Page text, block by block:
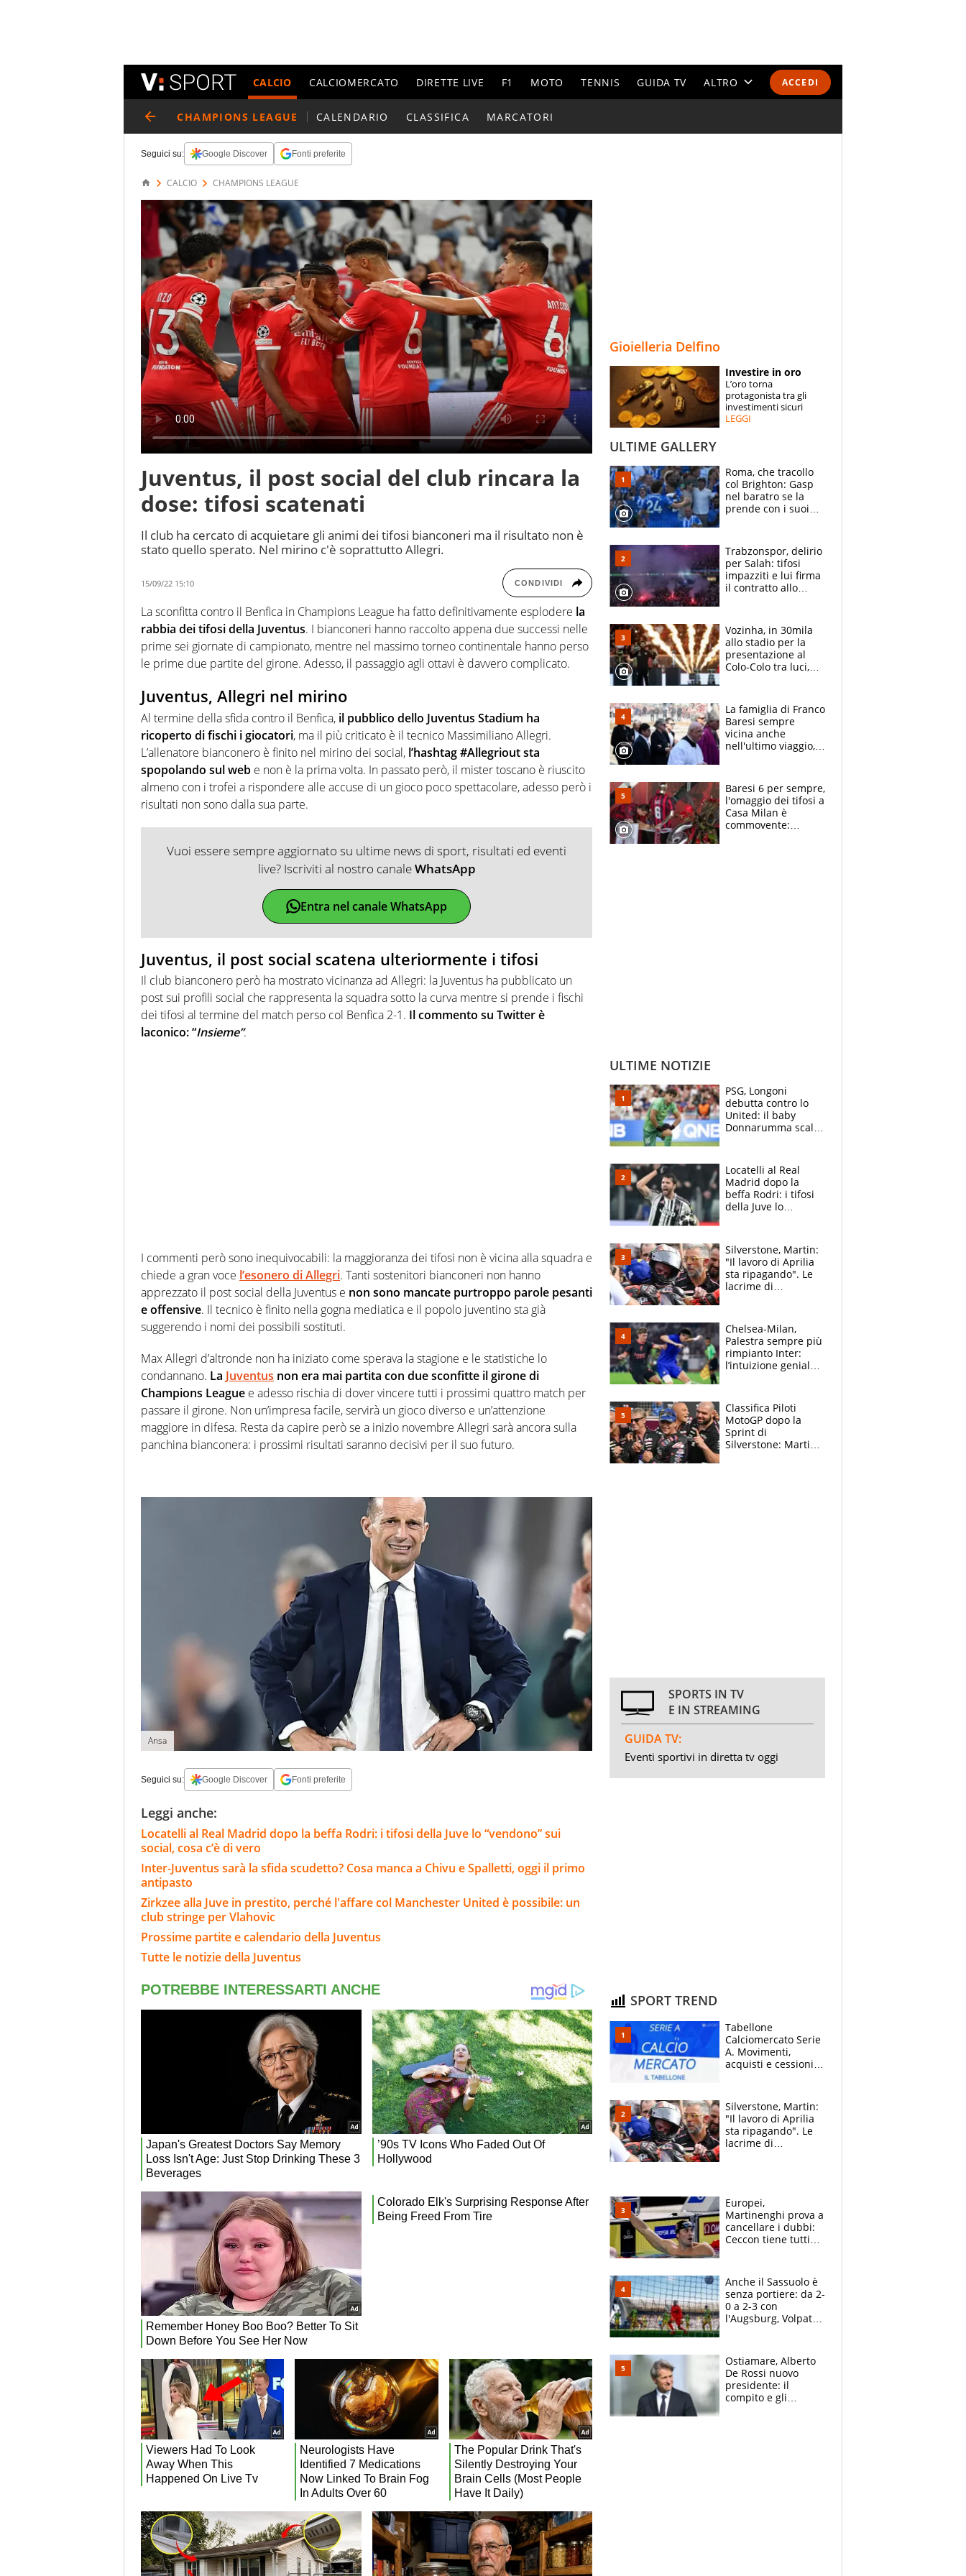
ACCEDI
CALCIO CALCIOMERCATO DIRETTE LIVE F1 MOTO TENNIS GUIDA TV ALTRO
ESPERTI
CONTATTI
CHAMPIONS LEAGUE CALENDARIO CLASSIFICA MARCATORI
Seguici su: Google Discover Fonti preferite
CALCIO CHAMPIONS LEAGUE
Juventus, il post social del club rincara la
dose: tifosi scatenati
Il club ha cercato di acquietare gli animi dei tifosi bianconeri ma il risultato non è
stato quello sperato. Nel mirino c'è soprattutto Allegri.
15/09/22 15:10 CONDIVIDI
La sconfitta contro il Benfica in Champions League ha fatto definitivamente esplodere la
rabbia dei tifosi della Juventus. I bianconeri hanno raccolto appena due successi nelle
prime sei giornate di campionato, mentre nel massimo torneo continentale hanno perso
le prime due partite del girone. Adesso, il passaggio agli ottavi è davvero complicato.
Juventus, Allegri nel mirino
Al termine della sfida contro il Benfica, il pubblico dello Juventus Stadium ha
ricoperto di fischi i giocatori, ma il più criticato è il tecnico Massimiliano Allegri.
L’allenatore bianconero è finito nel mirino dei social, l’hashtag #Allegriout sta
spopolando sul web e non è la prima volta. In passato però, il mister toscano è riuscito
almeno con i trofei a rispondere alle accuse di un gioco poco spettacolare, adesso però i
risultati non sono dalla sua parte.
Vuoi essere sempre aggiornato su ultime news di sport, risultati ed eventi
live? Iscriviti al nostro canaleWhatsApp
Entra nel canale WhatsApp
Juventus, il post social scatena ulteriormente i tifosi
Il club bianconero però ha mostrato vicinanza ad Allegri: la Juventus ha pubblicato un
post sui profili social che rappresenta la squadra sotto la curva mentre si prende i fischi
dei tifosi al termine del match perso col Benfica 2-1. Il commento su Twitter è
laconico: “Insieme”.
I commenti però sono inequivocabili: la maggioranza dei tifosi non è vicina alla squadra e
chiede a gran voce l’esonero di Allegri. Tanti sostenitori bianconeri non hanno
apprezzato il post social della Juventus e non sono mancate purtroppo parole pesanti
e offensive. Il tecnico è finito nella gogna mediatica e il popolo juventino sta già
suggerendo i nomi dei possibili sostituti.
Max Allegri d’altronde non ha iniziato come sperava la stagione e le statistiche lo
condannano. La Juventus non era mai partita con due sconfitte il girone di
Champions League e adesso rischia di dover vincere tutti i prossimi quattro match per
passare il girone. Non un’impresa facile, servirà un gioco diverso e un’attenzione
maggiore in difesa. Resta da capire però se a inizio novembre Allegri sarà ancora sulla
panchina bianconera: i prossimi risultati saranno decisivi per il suo futuro.
Ansa
Seguici su: Google Discover Fonti preferite
Leggi anche:
Locatelli al Real Madrid dopo la beffa Rodri: i tifosi della Juve lo “vendono” sui
social, cosa c’è di vero
Inter-Juventus sarà la sfida scudetto? Cosa manca a Chivu e Spalletti, oggi il primo
antipasto
Zirkzee alla Juve in prestito, perché l'affare col Manchester United è possibile: un
club stringe per Vlahovic
Prossime partite e calendario della Juventus
Tutte le notizie della Juventus
Gioielleria Delfino
Investire in oro
L’oro torna
protagonista tra gli
investimenti sicuri
LEGGI
ULTIME GALLERY
Roma, che tracollo
col Brighton: Gasp
nel baratro se la
prende con i suoi
Trabzonspor, delirio
per Salah: tifosi
impazziti e lui firma
il contratto allo
Vozinha, in 30mila
allo stadio per la
presentazione al
Colo-Colo tra luci,
La famiglia di Franco
Baresi sempre
vicina anche
nell'ultimo viaggio,
circondati
dall'affetto dei tifosi
Baresi 6 per sempre,
l'omaggio dei tifosi a
Casa Milan è
commovente:
ULTIME NOTIZIE
PSG, Longoni
debutta contro lo
United: il baby
Donnarumma scalza
Locatelli al Real
Madrid dopo la
beffa Rodri: i tifosi
della Juve lo
Silverstone, Martin:
"Il lavoro di Aprilia
sta ripagando". Le
lacrime di
la gara domani"
Chelsea-Milan,
Palestra sempre più
rimpianto Inter:
l’intuizione geniale
Classifica Piloti
MotoGP dopo la
Sprint di
Silverstone: Martin
SPORTS IN TV
E IN STREAMING
GUIDA TV:
Eventi sportivi in diretta tv oggi
SPORT TREND
Tabellone
Calciomercato Serie
A. Movimenti,
acquisti e cessioni:
Silverstone, Martin:
"Il lavoro di Aprilia
sta ripagando". Le
lacrime di
Europei,
Martinenghi prova a
cancellare i dubbi:
Ceccon tiene tutti
Curtis
Anche il Sassuolo è
senza portiere: da 2-
0 a 2-3 con
l'Augsburg, Volpato
Ostiamare, Alberto
De Rossi nuovo
presidente: il
compito e gli